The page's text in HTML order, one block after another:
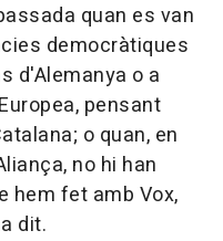
quan es van
democràtiques
d'Alemanya o a
pensant
o quan, en
no hi han
hem fet amb Vox,
dit.